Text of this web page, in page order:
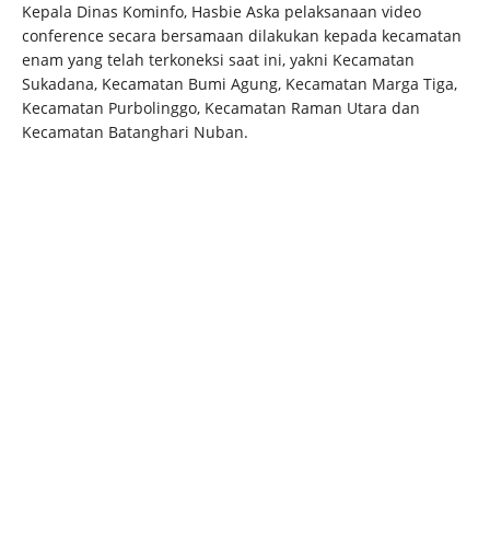
Kepala Dinas Kominfo, Hasbie Aska pelaksanaan video
conference secara bersamaan dilakukan kepada kecamatan
enam yang telah terkoneksi saat ini, yakni Kecamatan
Sukadana, Kecamatan Bumi Agung, Kecamatan Marga Tiga,
Kecamatan Purbolinggo, Kecamatan Raman Utara dan
Kecamatan Batanghari Nuban.